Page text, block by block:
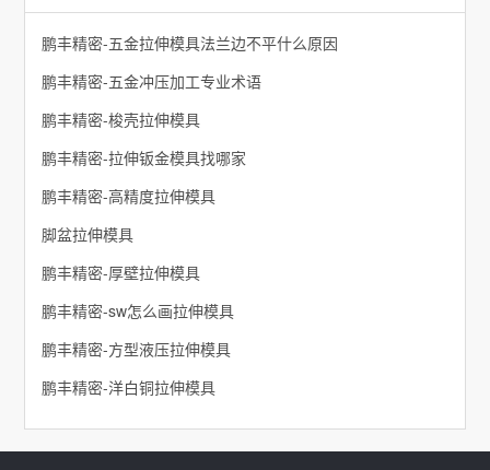
鹏丰精密-五金拉伸模具法兰边不平什么原因
鹏丰精密-五金冲压加工专业术语
鹏丰精密-梭壳拉伸模具
鹏丰精密-拉伸钣金模具找哪家
鹏丰精密-高精度拉伸模具
脚盆拉伸模具
鹏丰精密-厚壁拉伸模具
鹏丰精密-sw怎么画拉伸模具
鹏丰精密-方型液压拉伸模具
鹏丰精密-洋白铜拉伸模具